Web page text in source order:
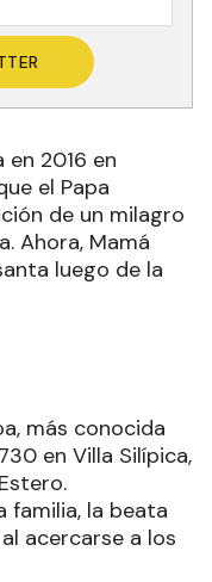
2016 en
el Papa
de un milagro
Ahora, Mamá
luego de la
más conocida
en Villa Silípica,
familia, la beata
acercarse a los